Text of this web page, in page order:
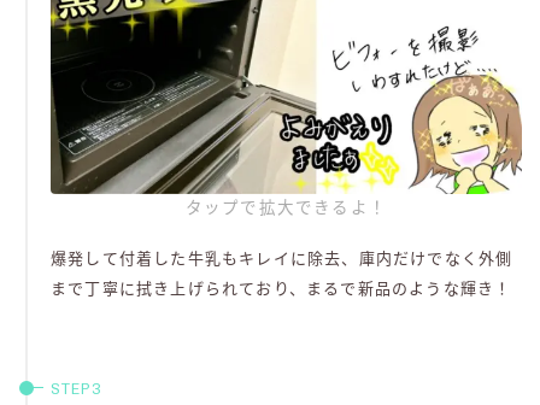
タップで拡大できるよ！
爆発して付着した牛乳もキレイに除去、庫内だけでなく外側
まで丁寧に拭き上げられており、まるで新品のような輝き！